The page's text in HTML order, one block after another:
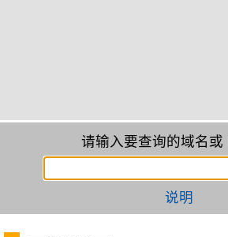
请输入要查询的域名或
说明